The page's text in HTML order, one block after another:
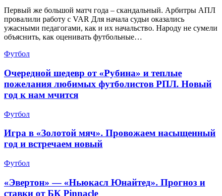
Первый же большой матч года – скандальный. Арбитры АПЛ
провалили работу с VAR Для начала судьи оказались
ужасными педагогами, как и их начальство. Народу не сумели
объяснить, как оценивать футбольные…
Футбол
Очередной шедевр от «Рубина» и теплые
пожелания любимых футболистов РПЛ. Новый
год к нам мчится
Футбол
Игра в «Золотой мяч». Провожаем насыщенный
год и встречаем новый
Футбол
«Эвертон» — «Ньюкасл Юнайтед». Прогноз и
ставки от БК Pinnacle